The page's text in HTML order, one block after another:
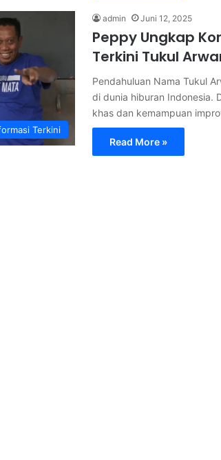
Terkini
admin Juni 12, 2025
Peppy Ungkap
Terkini Tukul
Pendahuluan Nama Tukul
di dunia hiburan Indonesia.
khas dan kemampuan
Read More »